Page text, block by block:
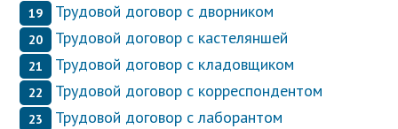
Трудовой договор с дворником
Трудовой договор с кастеляншей
Трудовой договор с кладовщиком
Трудовой договор с корреспондентом
Трудовой договор с лаборантом